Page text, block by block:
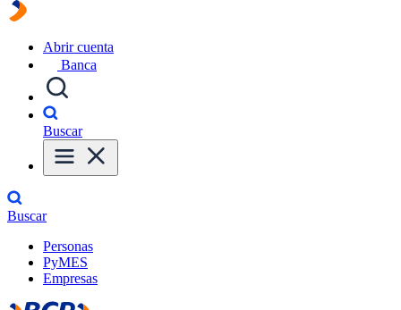
Abrir cuenta
Banca
Buscar
Buscar
Personas
PyMES
Empresas